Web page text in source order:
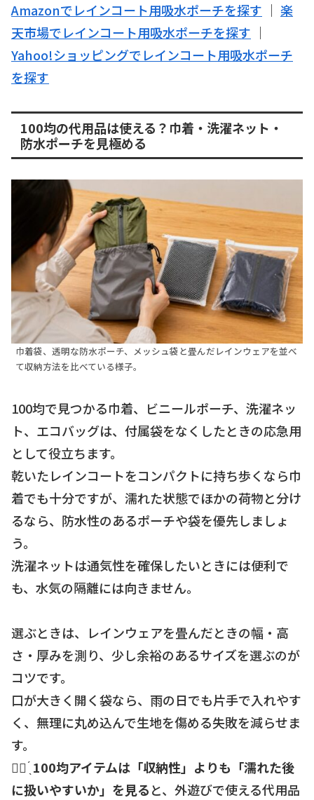
Amazonでレインコート用吸水ポーチを探す ｜ 楽
天市場でレインコート用吸水ポーチを探す ｜
Yahoo!ショッピングでレインコート用吸水ポーチ
を探す
100均の代用品は使える？巾着・洗濯ネット・
防水ポーチを見極める
巾着袋、透明な防水ポーチ、メッシュ袋と畳んだレインウェアを並べ
て収納方法を比べている様子。
100均で見つかる巾着、ビニールポーチ、洗濯ネッ
ト、エコバッグは、付属袋をなくしたときの応急用
として役立ちます。
乾いたレインコートをコンパクトに持ち歩くなら巾
着でも十分ですが、濡れた状態でほかの荷物と分け
るなら、防水性のあるポーチや袋を優先しましょ
う。
洗濯ネットは通気性を確保したいときには便利で
も、水気の隔離には向きません。
選ぶときは、レインウェアを畳んだときの幅・高
さ・厚みを測り、少し余裕のあるサイズを選ぶのが
コツです。
口が大きく開く袋なら、雨の日でも片手で入れやす
く、無理に丸め込んで生地を傷める失敗を減らせま
す。
☝🏻 ̖́100均アイテムは「収納性」よりも「濡れた後
に扱いやすいか」を見ると、外遊びで使える代用品